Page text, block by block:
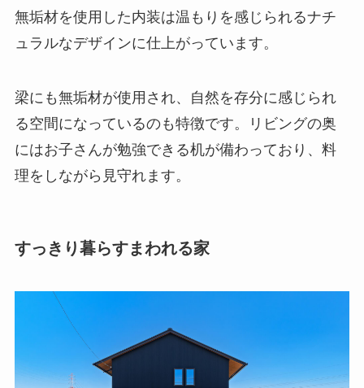
無垢材を使用した内装は温もりを感じられるナチ
ュラルなデザインに仕上がっています。
梁にも無垢材が使用され、自然を存分に感じられ
る空間になっているのも特徴です。リビングの奥
にはお子さんが勉強できる机が備わっており、料
理をしながら見守れます。
すっきり暮らすまわれる家